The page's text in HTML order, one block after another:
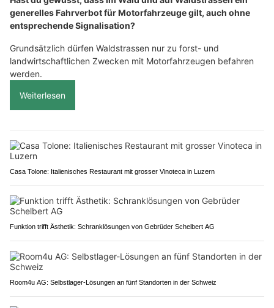
generelles Fahrverbot für Motorfahrzeuge gilt, auch ohne
entsprechende Signalisation?
Grundsätzlich dürfen Waldstrassen nur zu forst- und
landwirtschaftlichen Zwecken mit Motorfahrzeugen befahren
werden.
Weiterlesen
Casa Tolone: Italienisches Restaurant mit grosser Vinoteca in Luzern
Funktion trifft Ästhetik: Schranklösungen von Gebrüder Schelbert AG
Room4u AG: Selbstlager-Lösungen an fünf Standorten in der Schweiz